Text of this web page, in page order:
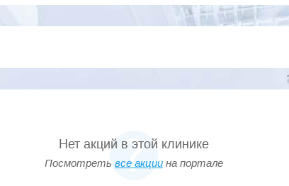
Нет акций в этой клинике
Посмотреть все акции на портале